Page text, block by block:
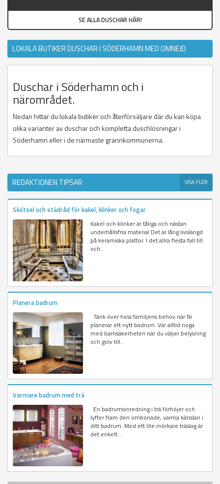
SE ALLA DUSCHAR HÄR!
LOKALA BUTIKER DUSCHAR I SÖDERHAMN MED OMNEJD
Duschar i Söderhamn och i
närområdet.
Nedan hittar du lokala butiker och återförsäljare där du kan köpa
olika varianter av duschar och kompletta duschlösningar i
Söderhamn eller i de närmaste grannkommunerna.
REDAKTIONEN TIPSAR VISA FLER
Skötsel och städråd för kakel, klinker och fogar
Kakel och klinker är tåliga och nästan
underhållsfria material Det är lång livslängd
på keramiska plattor. I det allra flesta fall till
och...
Planera badrum
Tänk över hela familjens behov när Ni
planerar ett nytt badrum. Var alltid noga
med barnsäkerheten när du väljer belysning
och golv till...
Varmare badrum med trä
En badrumsinredning i trä förhöjer och
lyfter fram den ombonade, varma känslan i
ditt badrum. Med ett lite mörkare träslag är
det enkelt...